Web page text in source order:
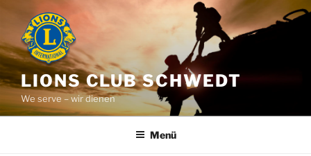
springen
LIONS CLUB SCHWEDT
We serve – wir dienen
Menü